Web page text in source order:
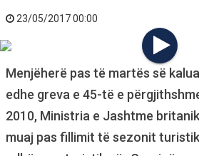
23/05/2017 00:00
Menjëherë pas të martës së
edhe greva e 45-të e
2010, Ministria e Jashtme
muaj pas fillimit të sezonit